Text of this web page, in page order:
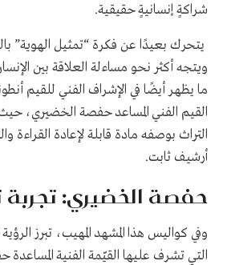
شراكةٍ إنسانيةٍ حقيقية.
يتحرك بعيدًا عن فكرة “تمثيل الهوية”
ويتجه أكثر نحو مساءلة العلاقة بين الإنسان
ما يظهر أيضًا في الإشراف الفني للقيم
القيم الفني المساعد حفصة الخضيري، حيث
التراث بوصفه مادة قابلة لإعادة القراءة
أرشيف ثابت.
حفصة الخضيري: تجربة
وفي كواليس هذا المشهد المهيب، تبرز الرؤية
التي تشرف عليها القيّمة الفنية المساعدة